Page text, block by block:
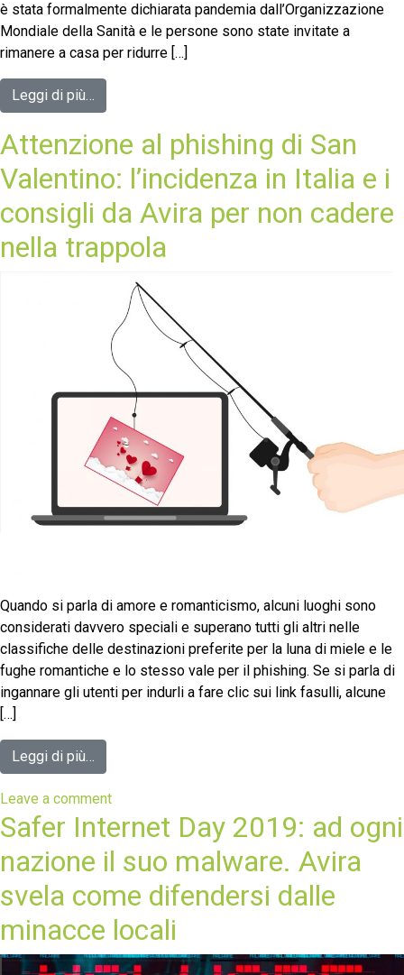
è stata formalmente dichiarata pandemia dall’Organizzazione
Mondiale della Sanità e le persone sono state invitate a
rimanere a casa per ridurre […]
Leggi di più…
Attenzione al phishing di San
Valentino: l’incidenza in Italia e i
consigli da Avira per non cadere
nella trappola
Quando si parla di amore e romanticismo, alcuni luoghi sono
considerati davvero speciali e superano tutti gli altri nelle
classifiche delle destinazioni preferite per la luna di miele e le
fughe romantiche e lo stesso vale per il phishing. Se si parla di
ingannare gli utenti per indurli a fare clic sui link fasulli, alcune
[…]
Leggi di più…
Leave a comment
Safer Internet Day 2019: ad ogni
nazione il suo malware. Avira
svela come difendersi dalle
minacce locali